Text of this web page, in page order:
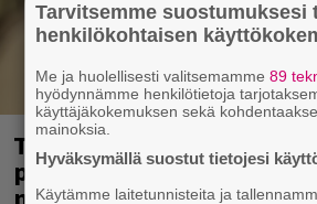
Tältä näyttää Vappu
perhelomalla
Tarvitsemme suostumuksesi
henkilökohtaisen
Me ja huolellisesti valitsemamme89
hyödynnämme henkilötietoja
käyttäjäkokemuksen sekä
mainoksia.
Hyväksymällä suostut tietojesi
Käytämme laitetunnisteita ja